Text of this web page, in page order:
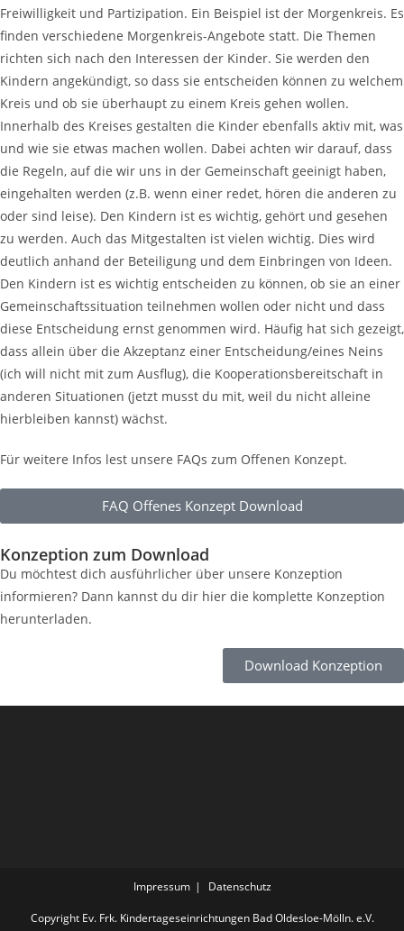
Freiwilligkeit und Partizipation. Ein Beispiel ist der Morgenkreis. Es
finden verschiedene Morgenkreis-Angebote statt. Die Themen
richten sich nach den Interessen der Kinder. Sie werden den
Kindern angekündigt, so dass sie entscheiden können zu welchem
Kreis und ob sie überhaupt zu einem Kreis gehen wollen.
Innerhalb des Kreises gestalten die Kinder ebenfalls aktiv mit, was
und wie sie etwas machen wollen. Dabei achten wir darauf, dass
die Regeln, auf die wir uns in der Gemeinschaft geeinigt haben,
eingehalten werden (z.B. wenn einer redet, hören die anderen zu
oder sind leise). Den Kindern ist es wichtig, gehört und gesehen
zu werden. Auch das Mitgestalten ist vielen wichtig. Dies wird
deutlich anhand der Beteiligung und dem Einbringen von Ideen.
Den Kindern ist es wichtig entscheiden zu können, ob sie an einer
Gemeinschaftssituation teilnehmen wollen oder nicht und dass
diese Entscheidung ernst genommen wird. Häufig hat sich gezeigt,
dass allein über die Akzeptanz einer Entscheidung/eines Neins
(ich will nicht mit zum Ausflug), die Kooperationsbereitschaft in
anderen Situationen (jetzt musst du mit, weil du nicht alleine
hierbleiben kannst) wächst.
Für weitere Infos lest unsere FAQs zum Offenen Konzept.
FAQ Offenes Konzept Download
Konzeption zum Download
Du möchtest dich ausführlicher über unsere Konzeption
informieren? Dann kannst du dir hier die komplette Konzeption
herunterladen.
Download Konzeption
Impressum Datenschutz
Copyright Ev. Frk. Kindertageseinrichtungen Bad Oldesloe-Mölln. e.V.